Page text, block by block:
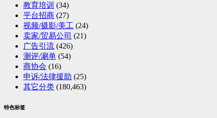
教育培训 (34)
平台招商 (27)
视频/摄影/美工 (24)
卖家/贸易公司 (21)
广告引流 (426)
测评/涮单 (54)
商协会 (16)
申诉/法律援助 (25)
其它分类 (180,463)
特色标签